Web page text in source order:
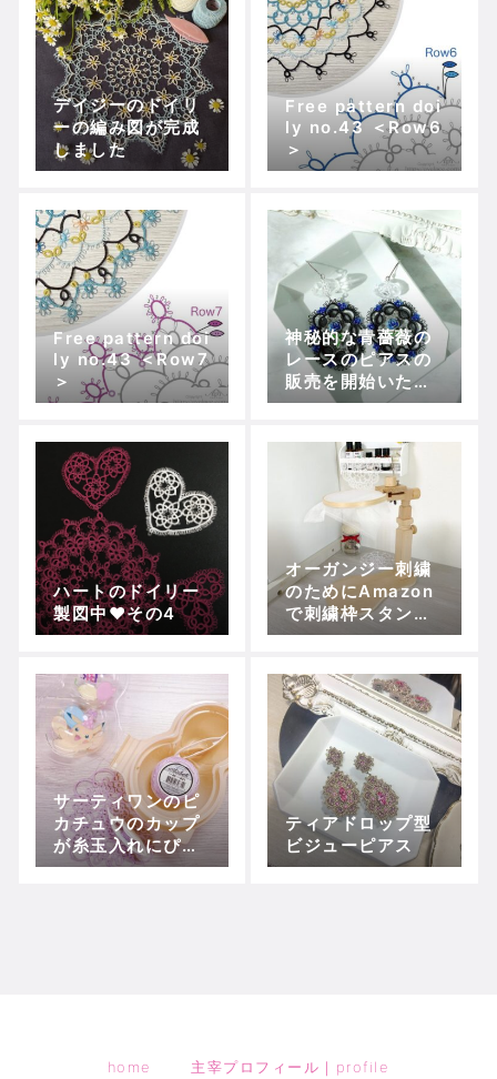
デイジーのドイリ
ーの編み図が完成
しました
Free pattern doi
ly no.43 ＜Row6
＞
Free pattern doi
ly no.43 ＜Row7
＞
神秘的な青薔薇の
レースのピアスの
販売を開始いたし
ました。
ハートのドイリー
製図中❤︎その4
オーガンジー刺繍
のためにAmazon
で刺繍枠スタンド
を購入しました
サーティワンのピ
カチュウのカップ
が糸玉入れにぴっ
たり
ティアドロップ型
ビジューピアス
home 主宰プロフィール｜profile